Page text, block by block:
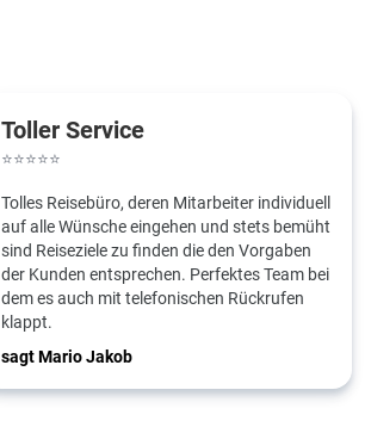
Toller Service
⭐⭐⭐⭐⭐
Tolles Reisebüro, deren Mitarbeiter individuell
auf alle Wünsche eingehen und stets bemüht
sind Reiseziele zu finden die den Vorgaben
der Kunden entsprechen. Perfektes Team bei
dem es auch mit telefonischen Rückrufen
klappt.
sagt Mario Jakob